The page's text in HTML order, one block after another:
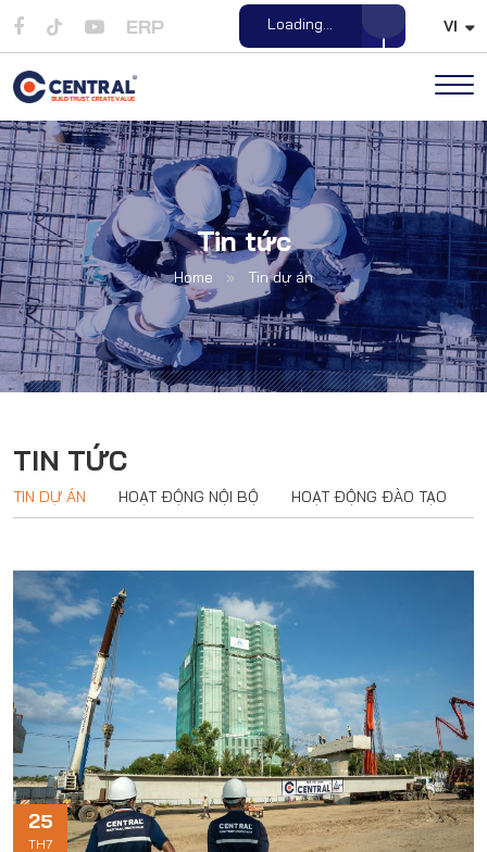
ERP Open File VI
Tin tức
Home » Tin dự án
TIN TỨC
TIN DỰ ÁN HOẠT ĐỘNG NỘI BỘ HOẠT ĐỘNG ĐÀO TẠO
25
TH7